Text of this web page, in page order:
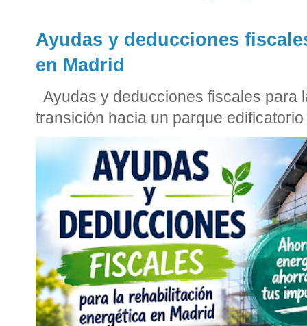
Ayudas y deducciones
en Madrid
Ayudas y deducciones fiscales para
transición hacia un parque